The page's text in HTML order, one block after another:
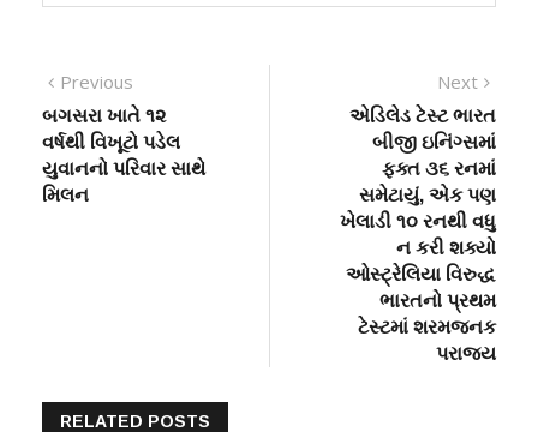
Post
navigation
Previous
post:
બગસરા ખાતે ૧૨
વર્ષથી વિખૂટો પડેલ
યુવાનનો પરિવાર સાથે
મિલન
Next
post:
એડિલેડ ટેસ્ટ ભારત
બીજી ઇનિંગ્સમાં
ફક્ત ૩૬ રનમાં
સમેટાયું, એક પણ
ખેલાડી ૧૦ રનથી વધુ
ન કરી શક્યો
ઓસ્ટ્રેલિયા વિરુદ્ધ
ભારતનો પ્રથમ
ટેસ્ટમાં શરમજનક
પરાજય
RELATED POSTS